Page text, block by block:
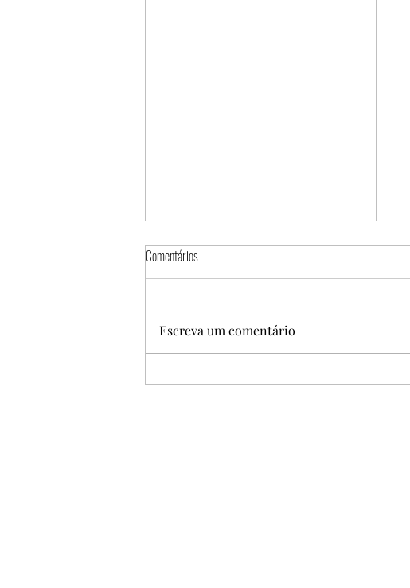
Recomeço? Ano novo, novas
Comentários
Escreva um comentário